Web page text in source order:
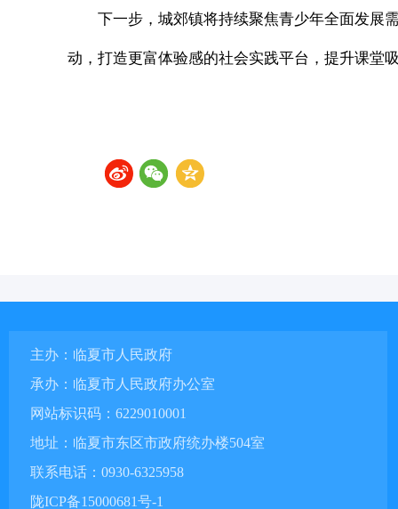
下一步，城郊镇将持续聚焦青少年全面发展
动，打造更富体验感的社会实践平台，提升课堂
主办：临夏市人民政府
承办：临夏市人民政府办公室
网站标识码：6229010001
地址：临夏市东区市政府统办楼504室
联系电话：0930-6325958
陇ICP备15000681号-1